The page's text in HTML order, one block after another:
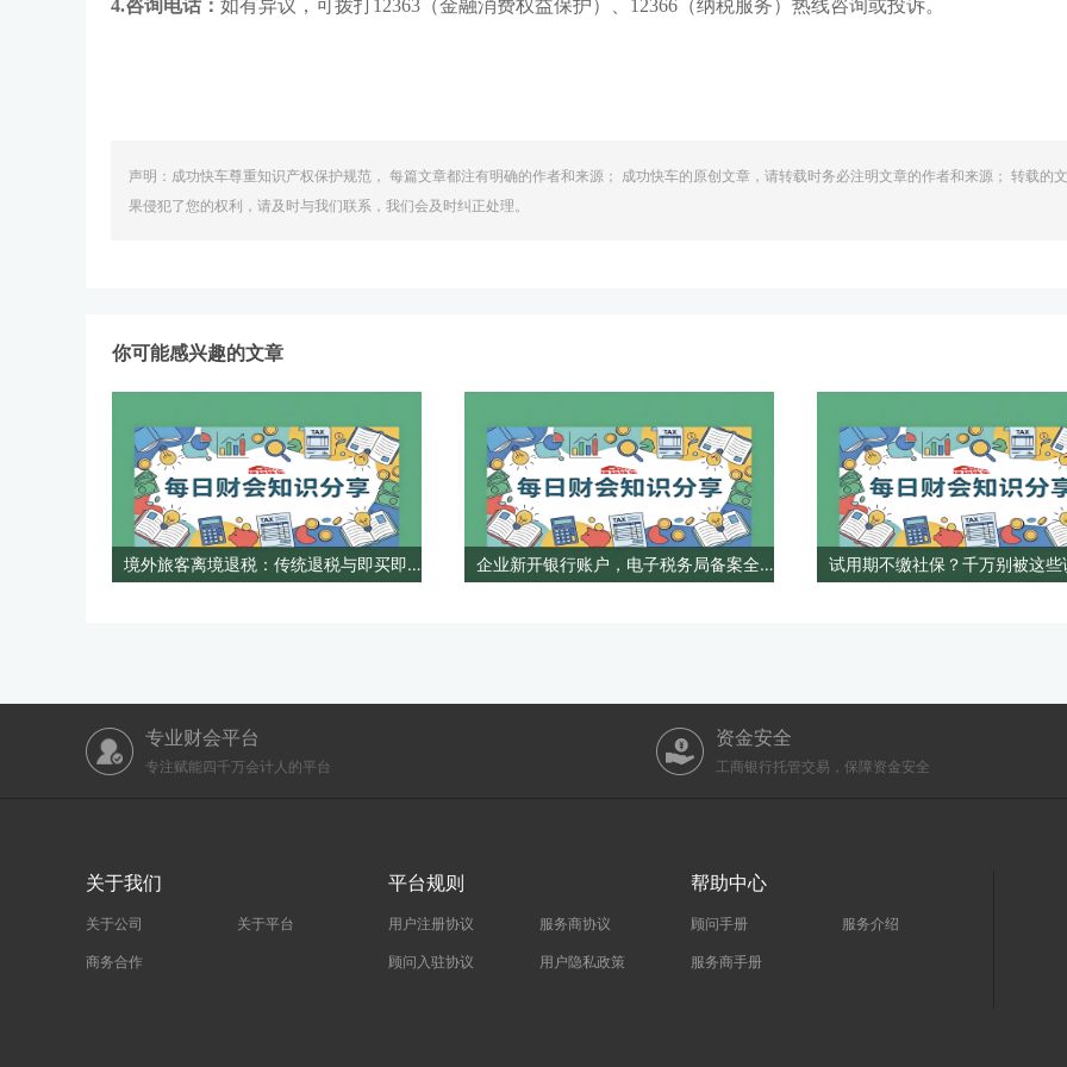
4.咨询电话： 如有异议，可拨打 12363（金融消费权益保护）、12366（纳税服务）热线咨询或投诉。
声明：成功快车尊重知识产权保护规范， 每篇文章都注有明确的作者和来源； 成功快车的原创文章，请转载时务必注明文章的作者和来源； 转载的
果侵犯了您的权利，请及时与我们联系，我们会及时纠正处理。
你可能感兴趣的文章
境外旅客离境退税：传统退税与即买即退办理差异对比 企业新开银行账户，电子税务局备案全流程操作指南
专业财会平台
专注赋能四千万会计人的平台
资金安全
工商银行托管交易，保障资金安全
关于我们
关于公司 关于平台
商务合作
平台规则
用户注册协议 服务商协议
顾问入驻协议 用户隐私政策
帮助中心
顾问手册 服务介绍
服务商手册